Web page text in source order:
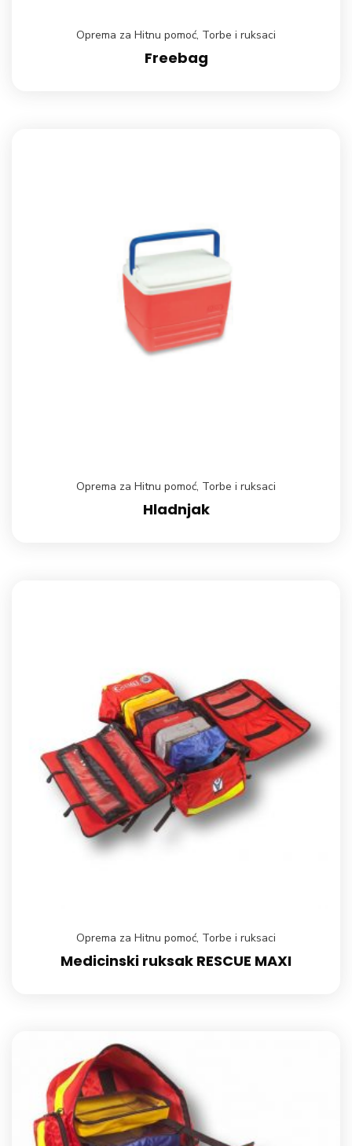
Oprema za Hitnu pomoć, Torbe i ruksaci
Freebag
Oprema za Hitnu pomoć, Torbe i ruksaci
Hladnjak
Oprema za Hitnu pomoć, Torbe i ruksaci
Medicinski ruksak RESCUE MAXI